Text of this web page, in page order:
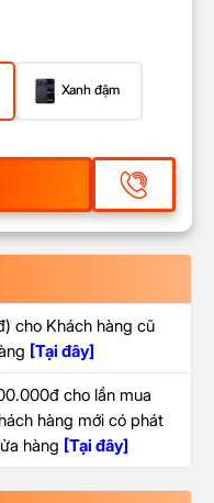
Xanh đậm
cho Khách hàng cũ
[Tại đây]
cho lần mua
hàng mới có phát
hàng [Tại đây]